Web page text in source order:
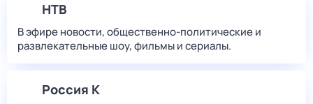
НТВ
В эфире новости, общественно-политические и
развлекательные шоу, фильмы и сериалы.
Россия К